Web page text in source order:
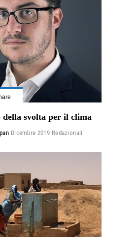
della svolta per il clima
Dicembre 2019 Redazionali